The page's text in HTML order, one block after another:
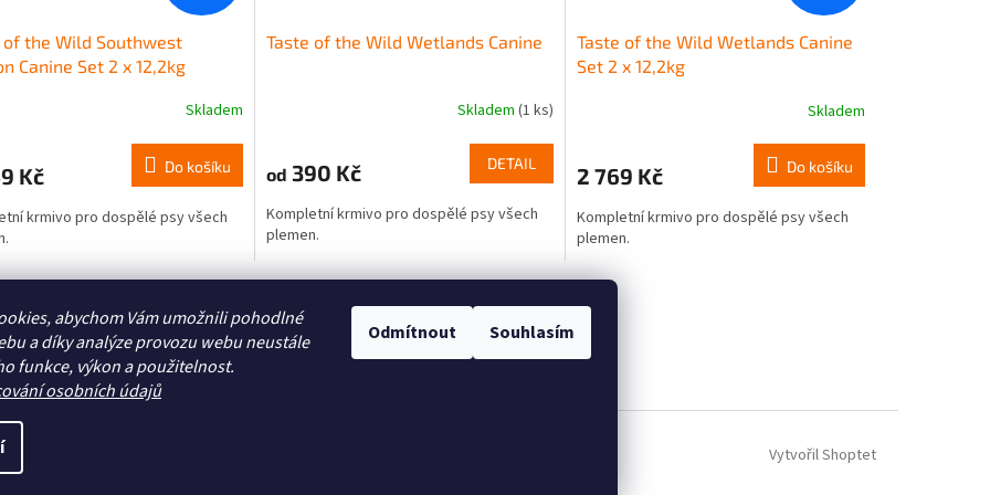
abychom Vám umožnili pohodlné
a díky analýze provozu webu neustále
funkce, výkon a použitelnost.
osobních údajů
Odmítnout Souhlasím
of the Wild Southwest
Canine Set 2 x 12,2kg
Skladem
Kč Do košíku
krmivo pro dospělé psy všech
Taste of the Wild Wetlands Canine
Skladem (1 ks)
od 390 Kč DETAIL
Kompletní krmivo pro dospělé psy všech
plemen.
Taste of the Wild Wetlands Canine
Set 2 x 12,2kg
Skladem
2 769 Kč Do košíku
Kompletní krmivo pro dospělé psy všech
plemen.
v
l
á
Zboží.cz Heureka.cz
Vytvořil Shoptet